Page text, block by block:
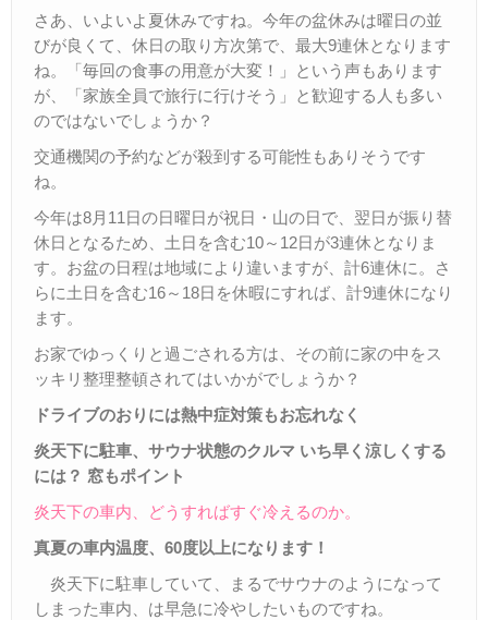
さあ、いよいよ夏休みですね。今年の盆休みは曜日の並
びが良くて、休日の取り方次第で、最大9連休となります
ね。「毎回の食事の用意が大変！」という声もあります
が、「家族全員で旅行に行けそう」と歓迎する人も多い
のではないでしょうか？
交通機関の予約などが殺到する可能性もありそうです
ね。
今年は8月11日の日曜日が祝日・山の日で、翌日が振り替
休日となるため、土日を含む10～12日が3連休となりま
す。お盆の日程は地域により違いますが、計6連休に。さ
らに土日を含む16～18日を休暇にすれば、計9連休になり
ます。
お家でゆっくりと過ごされる方は、その前に家の中をス
ッキリ整理整頓されてはいかがでしょうか？
ドライブのおりには熱中症対策もお忘れなく
炎天下に駐車、サウナ状態のクルマ いち早く涼しくする
には？ 窓もポイント
炎天下の車内、どうすればすぐ冷えるのか。
真夏の車内温度、60度以上になります！
炎天下に駐車していて、まるでサウナのようになって
しまった車内、は早急に冷やしたいものですね。